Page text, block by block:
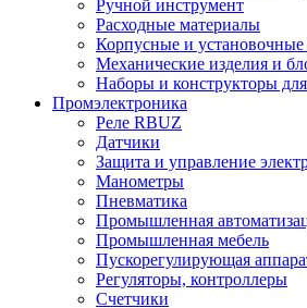
Ручной инструмент
Расходные материалы
Корпусные и установочные
Механические изделия и
Наборы и конструкторы
Промэлектроника
Реле RBUZ
Датчики
Защита и управление
Манометры
Пневматика
Промышленная
Промышленная мебель
Пускорегулирующая
Регуляторы, контроллеры
Счетчики